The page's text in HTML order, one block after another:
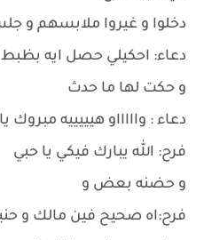
دخلوا و غيروا ملابسهم و
دعاء: احكيلي حصل ايه بظبط
و حكت لها ما حدث
دعاء : واااااو هيييييه مبروك
فرح: الله يبارك فيكي يا حبي
و حضنه بعض و
فرح:اه صحيح فين مالك و